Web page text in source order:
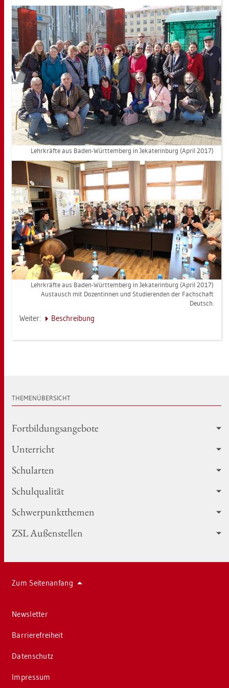
Lehr­kräf­te aus Baden-Würt­tem­berg in Je­ka­te­r­in­burg (April 2017)
Lehr­kräf­te aus Baden-Würt­tem­berg in Je­ka­te­r­in­burg (April 2017)
Aus­tausch mit Do­zen­tin­nen und Stu­die­ren­den der Fach­schaft
Deutsch.
Wei­ter: Be­schrei­bung
THE­MEN­ÜBER­SICHT
Fort­bil­dungs­an­ge­bo­te
Un­ter­richt
Schul­ar­ten
Schul­qua­li­tät
Schwer­punkt­the­men
ZSL Au­ßen­stel­len
Zum Sei­ten­an­fang
News­let­ter
Bar­rie­re­frei­heit
Da­ten­schutz
Im­pres­sum